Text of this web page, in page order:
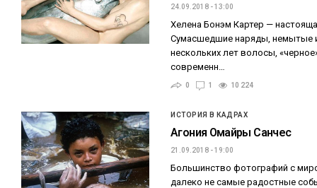
24.09.2018 - 13:00
Хелена Бонэм Картер —
Сумасшедшие наряды, немытые
нескольких лет волосы,
современн…
0 1 10 224
ИСТОРИЯ В КАДРАХ
Агония Омайры Санчес
21.09.2018 - 19:00
Большинство фотографий с
далеко не самые радостные